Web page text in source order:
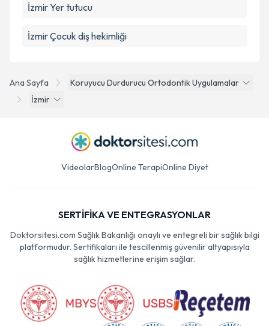
Ana Sayfa
Koruyucu Durdurucu Ortodontik Uygulamalar
İzmir
İzmir Yer tutucu
İzmir Çocuk diş hekimliği
VideolarBlogOnline TerapiOnline Diyet
SERTİFİKA VE ENTEGRASYONLAR
Doktorsitesi.com Sağlık Bakanlığı onaylı ve entegreli bir sağlık bilgi
platformudur. Sertifikaları ile tescillenmiş güvenilir altyapısıyla
sağlık hizmetlerine erişim sağlar.